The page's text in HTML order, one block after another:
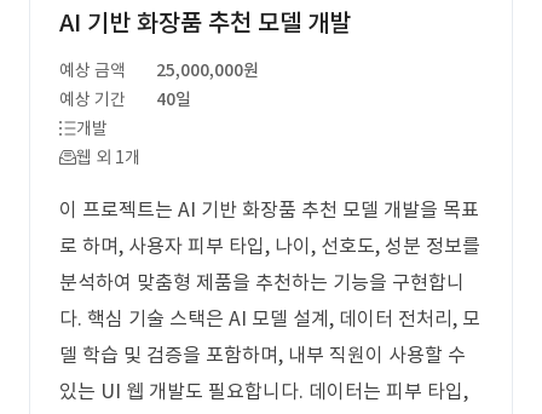
AI 기반 화장품 추천 모델 개발
예상 금액
25,000,000원
예상 기간
40일
개발
웹 외 1개
이 프로젝트는 AI 기반 화장품 추천 모델 개발을 목표
로 하며, 사용자 피부 타입, 나이, 선호도, 성분 정보를
분석하여 맞춤형 제품을 추천하는 기능을 구현합니
다. 핵심 기술 스택은 AI 모델 설계, 데이터 전처리, 모
델 학습 및 검증을 포함하며, 내부 직원이 사용할 수
있는 UI 웹 개발도 필요합니다. 데이터는 피부 타입,